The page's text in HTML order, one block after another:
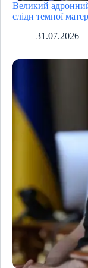
Великий
сліди темної
31.07.2026